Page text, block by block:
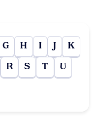
G H I J K
R S T U